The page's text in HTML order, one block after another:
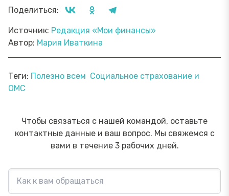
Поделиться:
Источник: Редакция «Мои финансы»
Автор: Мария Иваткина
Теги: Полезно всем Социальное страхование и
ОМС
Чтобы связаться с нашей командой, оставьте
контактные данные и ваш вопрос. Мы свяжемся с
вами в течение 3 рабочих дней.